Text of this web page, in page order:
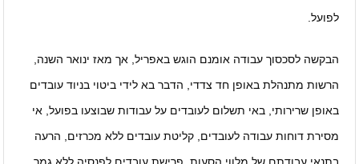
לפועל.
הבקשה לסכסוך עבודה אומנם הוגש באפריל, אך מאז ינואר השנה,
הרשות מתנהלת באופן חד צדדי, הדבר בא לידי ביטוי בניוד עובדים
באופן שרירותי, באי תשלום לעובדים על עבודות שבוצעו בפועל, אי
מסירת דוחות עבודה לעובדים, קליטת עובדים ללא מכרזים, הרעה